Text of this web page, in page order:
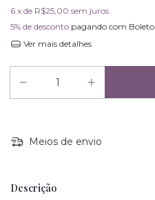
6 x de R$25,00 sem juros
5% de desconto pagando com Boleto
Ver mais detalhes
Meios de envio
Descrição